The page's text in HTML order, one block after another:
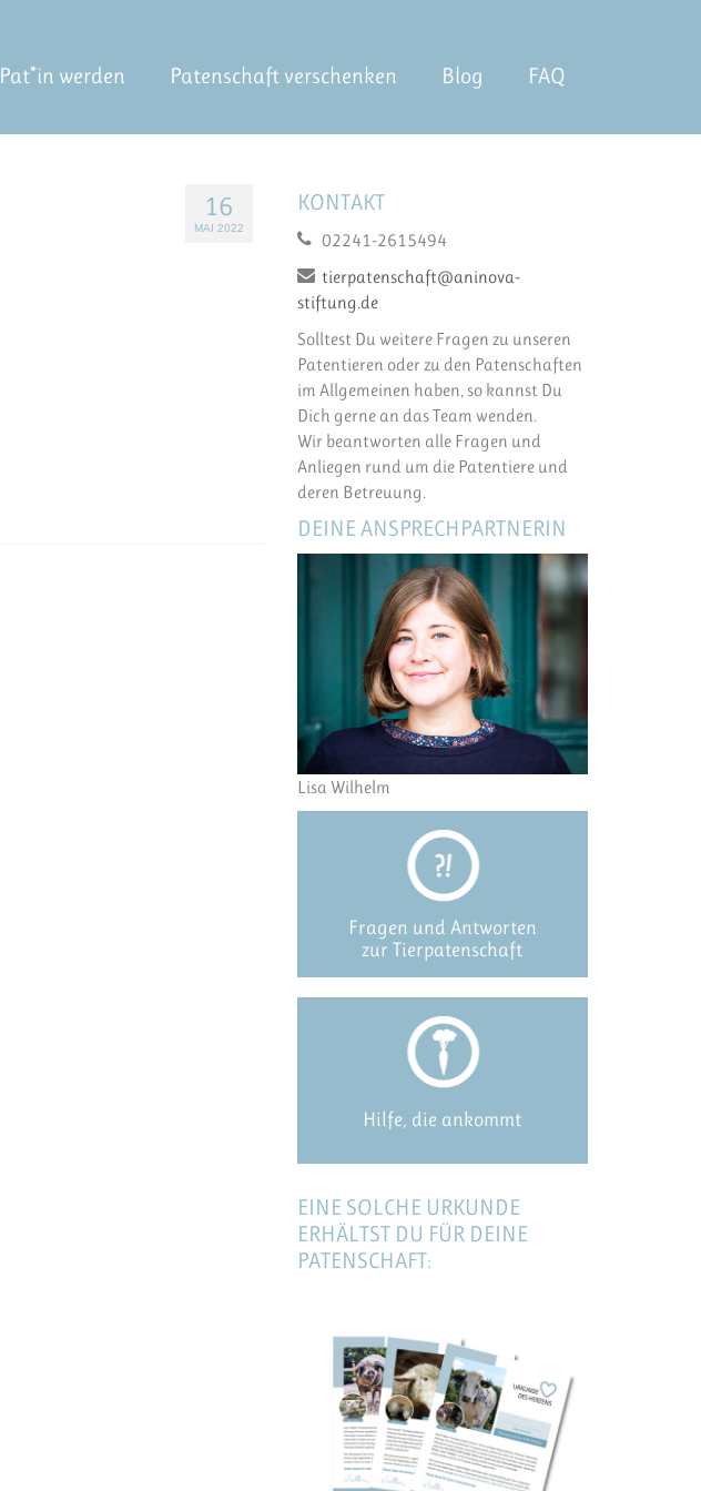
Pat*in werden Patenschaft verschenken Blog FAQ
16
MAI 2022
KONTAKT
02241-2615494
tierpatenschaft@aninova-
stiftung.de
Solltest Du weitere Fragen zu unseren
Patentieren oder zu den Patenschaften
im Allgemeinen haben, so kannst Du
Dich gerne an das Team wenden.
Wir beantworten alle Fragen und
Anliegen rund um die Patentiere und
deren Betreuung.
DEINE ANSPRECHPARTNERIN
Lisa Wilhelm
Fragen und Antworten
zur Tierpatenschaft
Hilfe, die ankommt
EINE SOLCHE URKUNDE
ERHÄLTST DU FÜR DEINE
PATENSCHAFT: